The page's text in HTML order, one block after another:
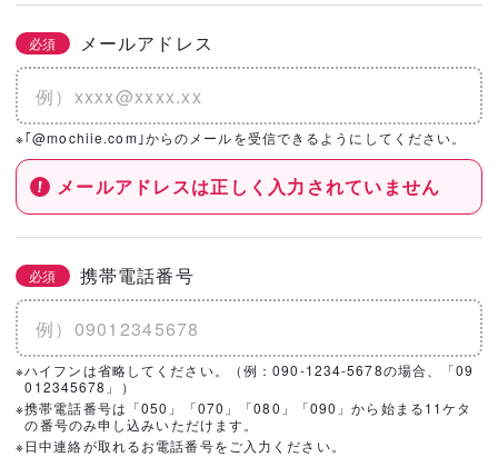
必須 メールアドレス
※｢@mochiie.com｣からのメールを受信できるようにしてください。
メールアドレスは正しく入力されていません
必須 携帯電話番号
※ハイフンは省略してください。（例：090-1234-5678の場合、「09
012345678」）
※携帯電話番号は「050」「070」「080」「090」から始まる11ケタ
の番号のみ申し込みいただけます。
※日中連絡が取れるお電話番号をご入力ください。